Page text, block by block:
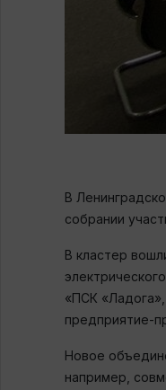
В
собрании
В кластер
«ПСК
предприятие-
Новое
например,